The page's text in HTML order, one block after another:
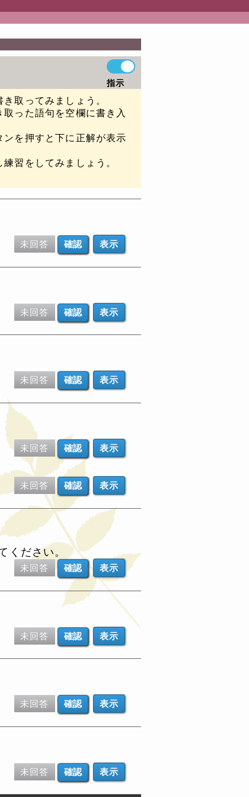
指示
取ってみましょう。
った語句を空欄に書き入
を押すと下に正解が表示
習をしてみましょう。
未回答 表示
未回答 表示
未回答 表示
未回答 表示
未回答 表示
ください。
未回答 表示
未回答 表示
未回答 表示
未回答 表示